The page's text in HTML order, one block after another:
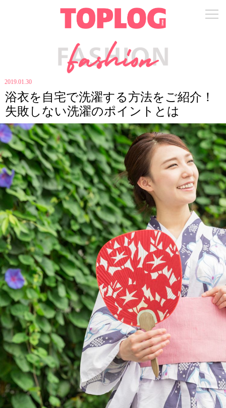
2019.01.30
浴衣を自宅で洗濯する方法をご紹介！
失敗しない洗濯のポイントとは